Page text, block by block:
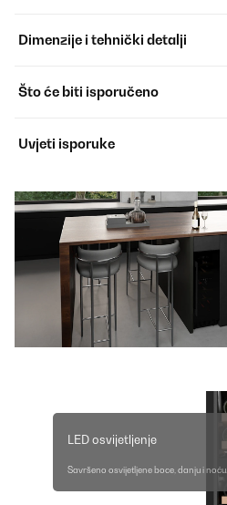
Dimenzije i tehnički detalji
Što će biti isporučeno
Uvjeti isporuke
LED osvijetljenje
Savršeno osvijetljene boce, danju i noću.